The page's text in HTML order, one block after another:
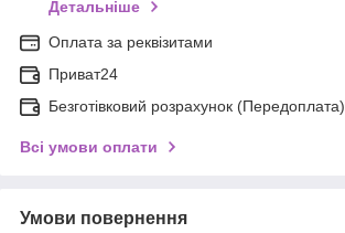
Детальніше
Оплата за реквізитами
Приват24
Безготівковий розрахунок (Передоплата)
Всі умови оплати
Умови повернення